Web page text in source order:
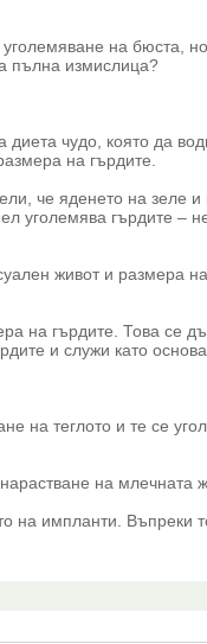
на бюста,
пълна измислица?
диета чудо, която да
на гърдите.
че яденето на зеле и
уголемява гърдите –
живот и размера на
на гърдите. Това се
и служи като основа.
на теглото и те се
на млечната
на импланти. Въпреки